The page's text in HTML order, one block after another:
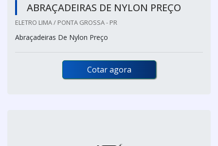
ABRAÇADEIRAS DE NYLON PREÇO
ELETRO LIMA / PONTA GROSSA - PR
Abraçadeiras De Nylon Preço
Cotar agora